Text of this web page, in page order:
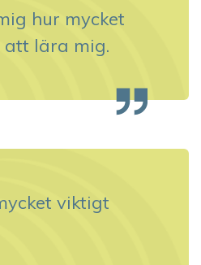
hur mycket
att lära mig.
viktigt